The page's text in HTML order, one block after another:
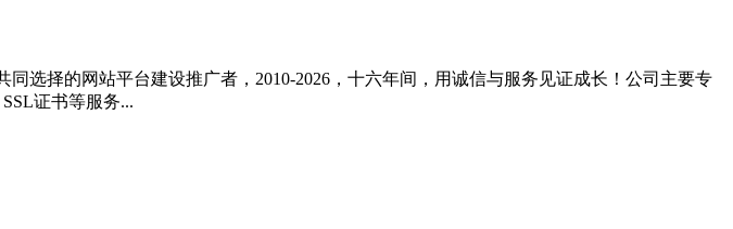
选择的网站平台建设推广者，2010-2026，十六年间，用诚信与服务见证成长！公司主要专
证书等服务...